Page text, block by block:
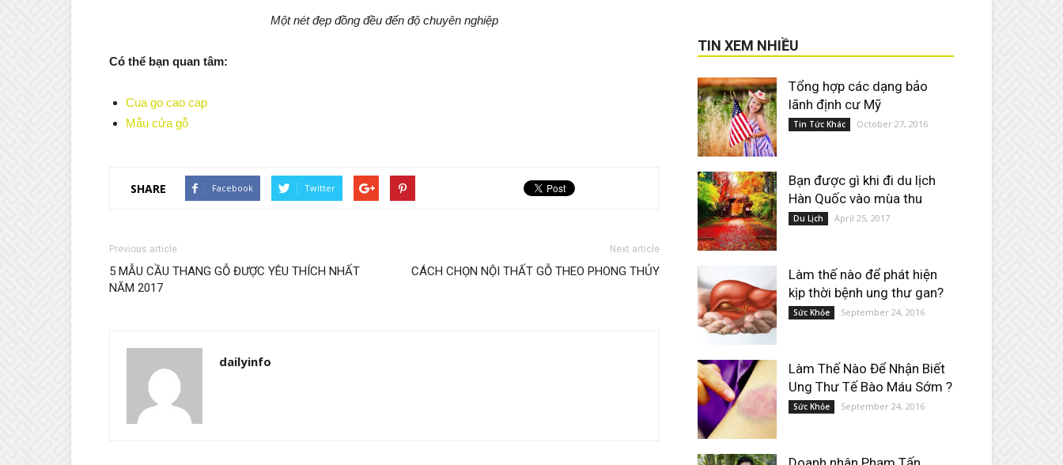
Một nét đẹp đồng đều đến độ chuyên nghiệp
Có thể bạn quan tâm:
Cua go cao cap
Mẫu cửa gỗ
SHARE Facebook Twitter
Previous article
5 MẪU CẦU THANG GỖ ĐƯỢC YÊU THÍCH NHẤT
NĂM 2017
Next article
CÁCH CHỌN NỘI THẤT GỖ THEO PHONG THỦY
dailyinfo
TIN XEM NHIỀU
Tổng hợp các dạng bảo
lãnh định cư Mỹ
Tin Tức Khác October 27, 2016
Bạn được gì khi đi du lịch
Hàn Quốc vào mùa thu
Du Lịch April 25, 2017
Làm thế nào để phát hiện
kịp thời bệnh ung thư gan?
Sức Khỏe September 24, 2016
Làm Thế Nào Để Nhận Biết
Ung Thư Tế Bào Máu Sớm ?
Sức Khỏe September 24, 2016